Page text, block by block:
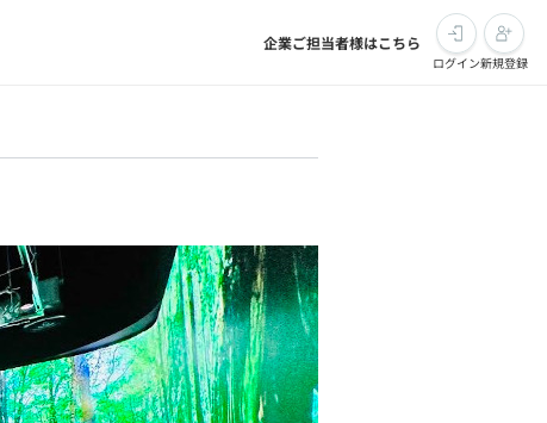
企業ご担当者様はこちら
ログイン新規登録